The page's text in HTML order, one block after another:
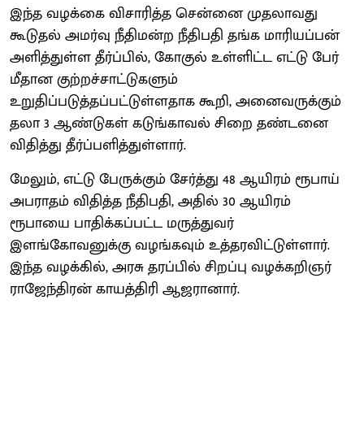
இந்த வழக்கை விசாரித்த சென்னை முதலாவது
கூடுதல் அமர்வு நீதிமன்ற நீதிபதி தங்க மாரியப்பன்
அளித்துள்ள தீர்ப்பில், கோகுல் உள்ளிட்ட எட்டு பேர்
மீதான குற்றச்சாட்டுகளும்
உறுதிப்படுத்தப்பட்டுள்ளதாக கூறி, அனைவருக்கும்
தலா 3 ஆண்டுகள் கடுங்காவல் சிறை தண்டனை
விதித்து தீர்ப்பளித்துள்ளார்.
மேலும், எட்டு பேருக்கும் சேர்த்து 48 ஆயிரம் ரூபாய்
அபராதம் விதித்த நீதிபதி, அதில் 30 ஆயிரம்
ரூபாயை பாதிக்கப்பட்ட மருத்துவர்
இளங்கோவனுக்கு வழங்கவும் உத்தரவிட்டுள்ளார்.
இந்த வழக்கில், அரசு தரப்பில் சிறப்பு வழக்கறிஞர்
ராஜேந்திரன் காயத்திரி ஆஜரானார்.